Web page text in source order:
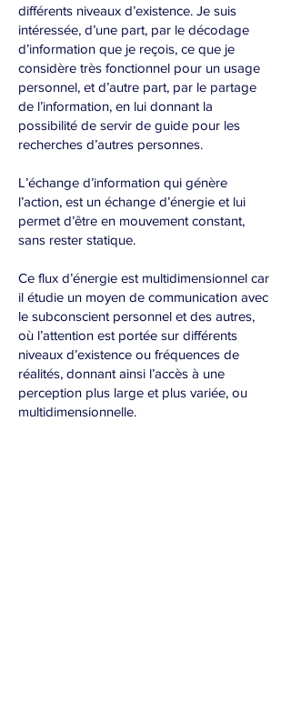
différents niveaux d’existence. Je suis
intéressée, d’une part, par le décodage
d’information que je reçois, ce que je
considère très fonctionnel pour un usage
personnel, et d’autre part, par le partage
de l’information, en lui donnant la
possibilité de servir de guide pour les
recherches d’autres personnes.
L’échange d’information qui génère
l’action, est un échange d’énergie et lui
permet d’être en mouvement constant,
sans rester statique.
Ce flux d’énergie est multidimensionnel car
il étudie un moyen de communication avec
le subconscient personnel et des autres,
où l’attention est portée sur différents
niveaux d’existence ou fréquences de
réalités, donnant ainsi l’accès à une
perception plus large et plus variée, ou
multidimensionnelle.